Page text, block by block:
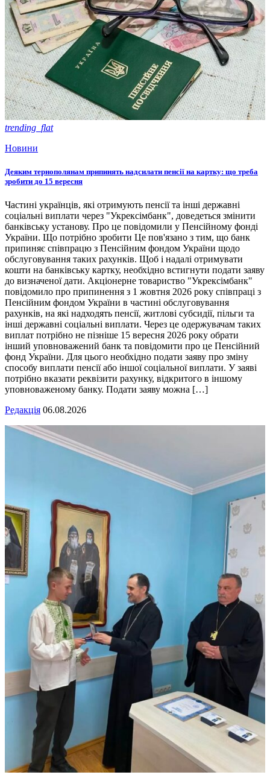
trending_flat
Новини
Деяким тернополянам припинять надсилати пенсії на картку: що треба
зробити до 15 вересня
Частині українців, які отримують пенсії та інші державні
соціальні виплати через "Укрексімбанк", доведеться змінити
банківську установу. Про це повідомили у Пенсійному фонді
України. Що потрібно зробити Це пов'язано з тим, що банк
припиняє співпрацю з Пенсійним фондом України щодо
обслуговування таких рахунків. Щоб і надалі отримувати
кошти на банківську картку, необхідно встигнути подати заяву
до визначеної дати. Акціонерне товариство "Укрексімбанк"
повідомило про припинення з 1 жовтня 2026 року співпраці з
Пенсійним фондом України в частині обслуговування
рахунків, на які надходять пенсії, житлові субсидії, пільги та
інші державні соціальні виплати. Через це одержувачам таких
виплат потрібно не пізніше 15 вересня 2026 року обрати
інший уповноважений банк та повідомити про це Пенсійний
фонд України. Для цього необхідно подати заяву про зміну
способу виплати пенсії або іншої соціальної виплати. У заяві
потрібно вказати реквізити рахунку, відкритого в іншому
уповноваженому банку. Подати заяву можна […]
Редакція 06.08.2026